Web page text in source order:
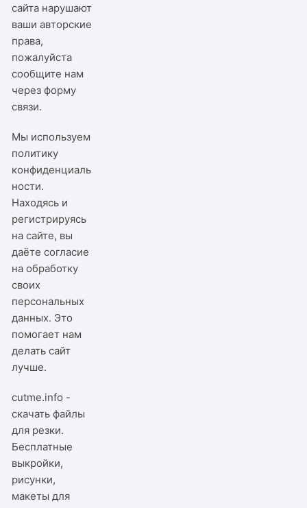
сайта нарушают
ваши авторские
права,
пожалуйста
сообщите нам
черезформу
связи.
Мы используем
политику
конфиденциаль
ности.
Находясь и
регистрируясь
на сайте, вы
даёте согласие
на обработку
своих
персональных
данных. Это
помогает нам
делать сайт
лучше.
cutme.info -
скачать файлы
для резки.
Бесплатные
выкройки,
рисунки,
макеты для